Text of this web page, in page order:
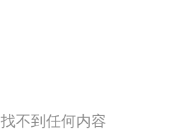
找不到任何内容